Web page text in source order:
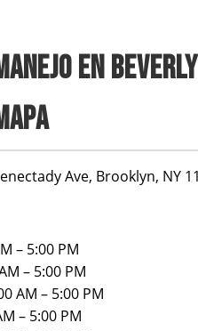
EN
Ave, Brooklyn, NY
– 5:00 PM
– 5:00 PM
AM – 5:00 PM
– 5:00 PM